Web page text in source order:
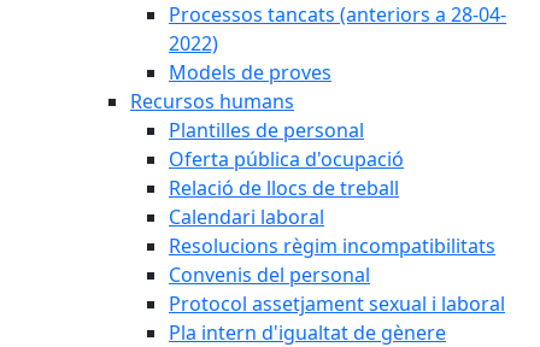
Processos tancats (anteriors a 28-04-
2022)
Models de proves
Recursos humans
Plantilles de personal
Oferta pública d'ocupació
Relació de llocs de treball
Calendari laboral
Resolucions règim incompatibilitats
Convenis del personal
Protocol assetjament sexual i laboral
Pla intern d'igualtat de gènere